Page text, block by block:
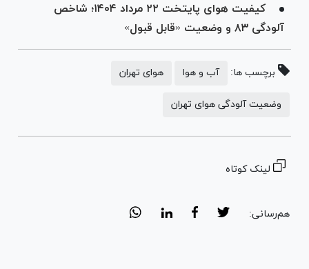
کیفیت هوای پایتخت ۲۲ مرداد ۱۴۰۴؛ شاخص
آلودگی ۸۳ و وضعیت «قابل قبول»
برچسب ها: آب و هوا هوای تهران
وضعیت آلودگی هوای تهران
لینک کوتاه
هم‌رسانی: